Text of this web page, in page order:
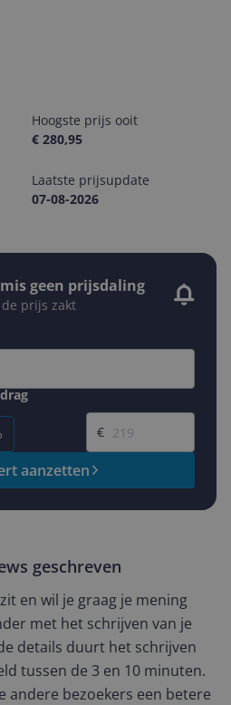
Hoogste prijs ooit
€ 280,95
Laatste prijsupdate
07-08-2026
geen prijsdaling
prijs zakt
Gewenste prijs
€
aanzetten
geschreven
en wil je graag je mening
met het schrijven van je
details duurt het schrijven
tussen de 3 en 10 minuten.
andere bezoekers een betere